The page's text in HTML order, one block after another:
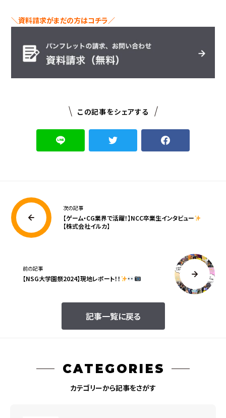
＼資料請求がまだの方はコチラ／
この記事をシェアする
次の記事
【ゲーム・CG業界で活躍！】NCC卒業生インタビュー
【株式会社イルカ】
記事一覧に戻る
前の記事
【NSG大学園祭2024】現地レポート！！
CATEGORIES
カテゴリーから記事をさがす